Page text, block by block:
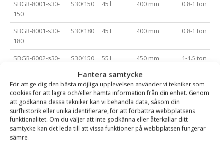
Hantera samtycke
För att ge dig den bästa möjliga upplevelsen använder vi tekniker som
cookies för att lagra och/eller hämta information från din enhet. Genom
att godkänna dessa tekniker kan vi behandla data, såsom din
surfhistorik eller unika identifierare, för att förbättra webbplatsens
funktionalitet. Om du väljer att inte godkänna eller återkallar ditt
samtycke kan det leda till att vissa funktioner på webbplatsen fungerar
sämre.
SBGR-8001-s30-
150
S30/150 45 l 400 mm 0.8-1 ton
SBGR-8001-s30-
180
S30/180 45 l 400 mm 0.8-1 ton
SBGR-8002-s30-
S30/150 55 l 450 mm 1-1.5 ton
SBGR-8002-s30-
180
S30/180 55 l 450 mm 1-1.5 ton
SBGR-8003-s30-
150
S30/150 65 l 500 mm 1.5-1.7 ton
SBGR-8003-s30-